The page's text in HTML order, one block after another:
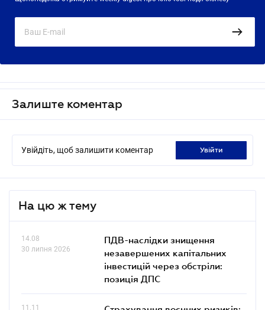
Залиште коментар
Увійдіть, щоб залишити коментар увійти
На цю ж тему
14.08
30 липня 2026
ПДВ-наслідки знищення
незавершених капітальних
інвестицій через обстріли:
позиція ДПС
11.11